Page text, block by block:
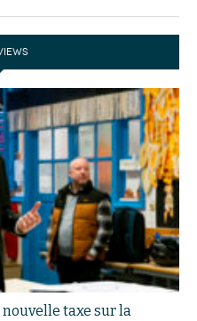
nouvelle taxe sur la